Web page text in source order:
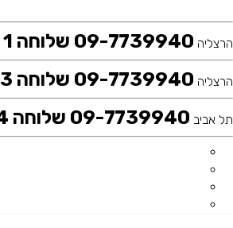
הרצליה 09-7739940 שלוחה 1 (מעבדה ראשית)
הרצליה 09-7739940 שלוחה 3
תל אביב 09-7739940 שלוחה 4